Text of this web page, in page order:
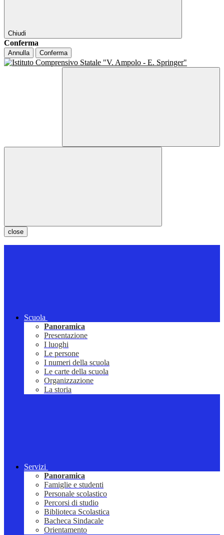
Chiudi
Conferma
Annulla Conferma
close
Scuola
Panoramica
Presentazione
I luoghi
Le persone
I numeri della scuola
Le carte della scuola
Organizzazione
La storia
Servizi
Panoramica
Famiglie e studenti
Personale scolastico
Percorsi di studio
Biblioteca Scolastica
Bacheca Sindacale
Orientamento